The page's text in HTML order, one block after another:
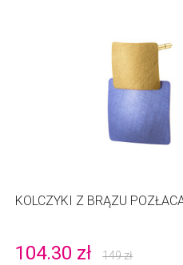
KOLCZYKI Z BRĄZU
104.30 zł 149zł